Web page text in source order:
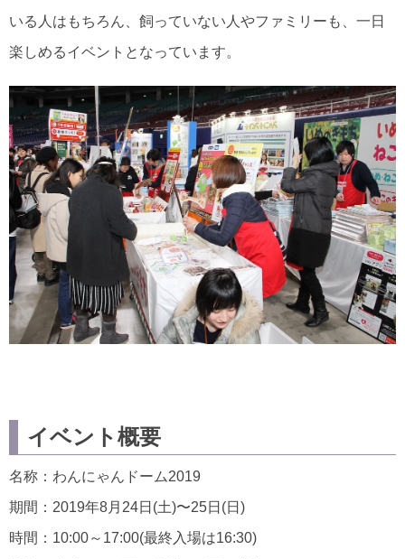
いる人はもちろん、飼っていない人やファミリーも、一日
楽しめるイベントとなっています。
イベント概要
名称：わんにゃんドーム2019
期間：2019年8月24日(土)〜25日(日)
時間：10:00～17:00(最終入場は16:30)